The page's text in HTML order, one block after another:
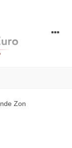
Zon